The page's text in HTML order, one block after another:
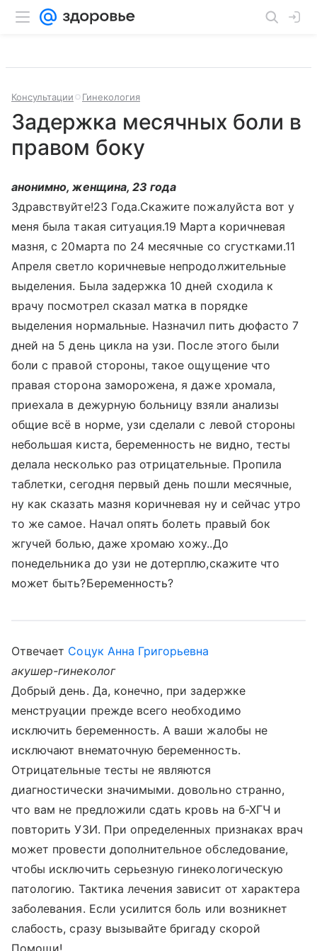
Консультации Гинекология
Задержка месячных боли в
правом боку
анонимно, женщина, 23 года
Здравствуйте!23 Года.Скажите пожалуйста вот у
меня была такая ситуация.19 Марта коричневая
мазня, с 20марта по 24 месячные со сгустками.11
Апреля светло коричневые непродолжительные
выделения. Была задержка 10 дней сходила к
врачу посмотрел сказал матка в порядке
выделения нормальные. Назначил пить дюфасто 7
дней на 5 день цикла на узи. После этого были
боли с правой стороны, такое ощущение что
правая сторона заморожена, я даже хромала,
приехала в дежурную больницу взяли анализы
общие всё в норме, узи сделали с левой стороны
небольшая киста, беременность не видно, тесты
делала несколько раз отрицательные. Пропила
таблетки, сегодня первый день пошли месячные,
ну как сказать мазня коричневая ну и сейчас утро
то же самое. Начал опять болеть правый бок
жгучей болью, даже хромаю хожу..До
понедельника до узи не дотерплю,скажите что
может быть?Беременность?
Отвечает Соцук Анна Григорьевна
акушер-гинеколог
Добрый день. Да, конечно, при задержке
менструации прежде всего необходимо
исключить беременность. А ваши жалобы не
исключают внематочную беременность.
Отрицательные тесты не являются
диагностически значимыми. довольно странно,
что вам не предложили сдать кровь на б-ХГЧ и
повторить УЗИ. При определенных признаках врач
может провести дополнительное обследование,
чтобы исключить серьезную гинекологическую
патологию. Тактика лечения зависит от характера
заболевания. Если усилится боль или возникнет
слабость, сразу вызывайте бригаду скорой
Помощи!